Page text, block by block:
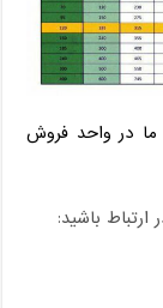
ما در واحد فروش
باشید: